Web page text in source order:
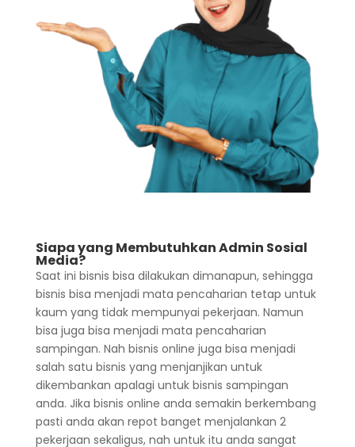
Siapa yang Membutuhkan Admin Sosial
Media?
Saat ini bisnis bisa dilakukan dimanapun, sehingga
bisnis bisa menjadi mata pencaharian tetap untuk
kaum yang tidak mempunyai pekerjaan. Namun
bisa juga bisa menjadi mata pencaharian
sampingan. Nah bisnis online juga bisa menjadi
salah satu bisnis yang menjanjikan untuk
dikembankan apalagi untuk bisnis sampingan
anda. Jika bisnis online anda semakin berkembang
pasti anda akan repot banget menjalankan 2
pekerjaan sekaligus, nah untuk itu anda sangat